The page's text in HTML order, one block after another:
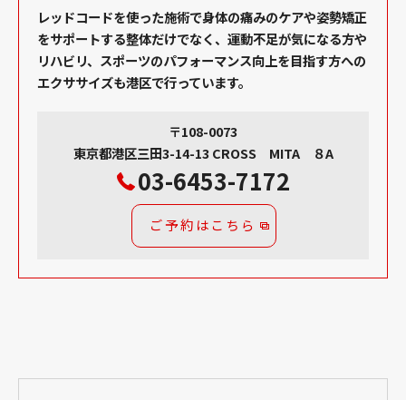
レッドコードを使った施術で身体の痛みのケアや姿勢矯正
をサポートする整体だけでなく、運動不足が気になる方や
リハビリ、スポーツのパフォーマンス向上を目指す方への
エクササイズも港区で行っています。
〒108-0073
東京都港区三田3-14-13 CROSS MITA ８A
03-6453-7172
ご予約はこちら